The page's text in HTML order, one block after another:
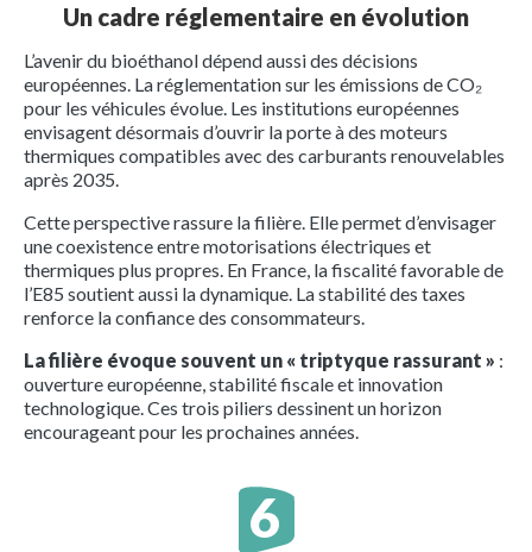
Un cadre réglementaire en évolution
L’avenir du bioéthanol dépend aussi des décisions
européennes. La réglementation sur les émissions de CO₂
pour les véhicules évolue. Les institutions européennes
envisagent désormais d’ouvrir la porte à des moteurs
thermiques compatibles avec des carburants renouvelables
après 2035.
Cette perspective rassure la filière. Elle permet d’envisager
une coexistence entre motorisations électriques et
thermiques plus propres. En France, la fiscalité favorable de
l’E85 soutient aussi la dynamique. La stabilité des taxes
renforce la confiance des consommateurs.
La filière évoque souvent un « triptyque rassurant » :
ouverture européenne, stabilité fiscale et innovation
technologique. Ces trois piliers dessinent un horizon
encourageant pour les prochaines années.